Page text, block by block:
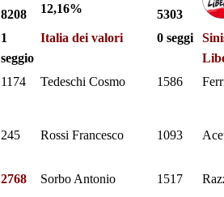
8208 12,16%
5303
1
seggio
Italia dei valori 0 seggi
1174 Tedeschi Cosmo 1586
245 Rossi Francesco 1093
2768 Sorbo Antonio 1517